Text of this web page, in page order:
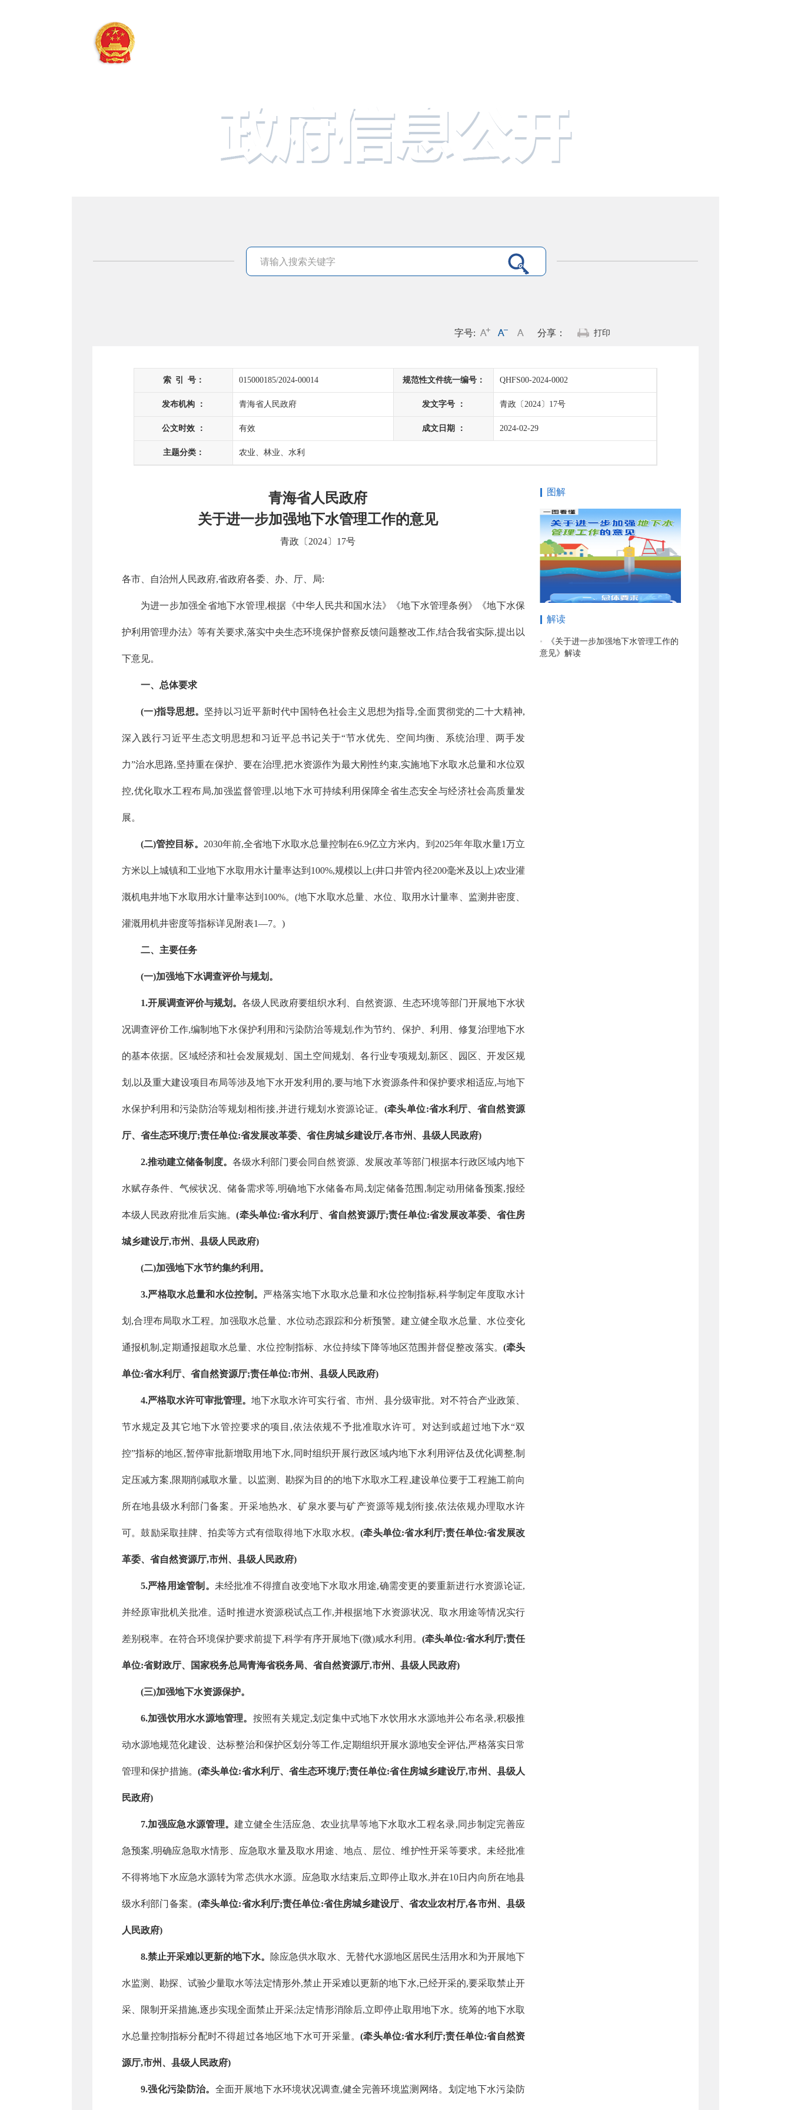
字号: 分享： 打印
索 引 号： 015000185/2024-00014 规范性文件统一编号： QHFS00-2024-0002
发布机构 ： 青海省人民政府 发文字号 ： 青政〔2024〕17号
公文时效 ： 有效 成文日期 ： 2024-02-29
主题分类： 农业、林业、水利
青海省人民政府
关于进一步加强地下水管理工作的意见
青政〔2024〕17号
各市、自治州人民政府,省政府各委、办、厅、局:
为进一步加强全省地下水管理,根据《中华人民共和国水法》《地下水管理条例》《地下水保
护利用管理办法》等有关要求,落实中央生态环境保护督察反馈问题整改工作,结合我省实际,提出以
下意见。
一、总体要求
(一)指导思想。 坚持以习近平新时代中国特色社会主义思想为指导,全面贯彻党的二十大精神,
深入践行习近平生态文明思想和习近平总书记关于“节水优先、空间均衡、系统治理、两手发
力”治水思路,坚持重在保护、要在治理,把水资源作为最大刚性约束,实施地下水取水总量和水位双
控,优化取水工程布局,加强监督管理,以地下水可持续利用保障全省生态安全与经济社会高质量发
展。
(二)管控目标。 2030年前,全省地下水取水总量控制在6.9亿立方米内。到2025年年取水量1万立
方米以上城镇和工业地下水取用水计量率达到100%,规模以上(井口井管内径200毫米及以上)农业灌
溉机电井地下水取用水计量率达到100%。(地下水取水总量、水位、取用水计量率、监测井密度、
灌溉用机井密度等指标详见附表1—7。)
二、主要任务
(一)加强地下水调查评价与规划。
1.开展调查评价与规划。各级人民政府要组织水利、自然资源、生态环境等部门开展地下水状
况调查评价工作,编制地下水保护利用和污染防治等规划,作为节约、保护、利用、修复治理地下水
的基本依据。区域经济和社会发展规划、国土空间规划、各行业专项规划,新区、园区、开发区规
划,以及重大建设项目布局等涉及地下水开发利用的,要与地下水资源条件和保护要求相适应,与地下
水保护利用和污染防治等规划相衔接,并进行规划水资源论证。 (牵头单位:省水利厅、省自然资源
厅、省生态环境厅;责任单位:省发展改革委、省住房城乡建设厅,各市州、县级人民政府)
2.推动建立储备制度。各级水利部门要会同自然资源、发展改革等部门根据本行政区域内地下
水赋存条件、气候状况、储备需求等,明确地下水储备布局,划定储备范围,制定动用储备预案,报经
本级人民政府批准后实施。(牵头单位:省水利厅、省自然资源厅;责任单位:省发展改革委、省住房
城乡建设厅,市州、县级人民政府)
(二)加强地下水节约集约利用。
3.严格取水总量和水位控制。 严格落实地下水取水总量和水位控制指标,科学制定年度取水计
划,合理布局取水工程。加强取水总量、水位动态跟踪和分析预警。建立健全取水总量、水位变化
通报机制,定期通报超取水总量、水位控制指标、水位持续下降等地区范围并督促整改落实。 (牵头
单位:省水利厅、省自然资源厅;责任单位:市州、县级人民政府)
4.严格取水许可审批管理。地下水取水许可实行省、市州、县分级审批。对不符合产业政策、
节水规定及其它地下水管控要求的项目,依法依规不予批准取水许可。对达到或超过地下水“双
控”指标的地区,暂停审批新增取用地下水,同时组织开展行政区域内地下水利用评估及优化调整,制
定压减方案,限期削减取水量。以监测、勘探为目的的地下水取水工程,建设单位要于工程施工前向
所在地县级水利部门备案。开采地热水、矿泉水要与矿产资源等规划衔接,依法依规办理取水许
可。鼓励采取挂牌、拍卖等方式有偿取得地下水取水权。(牵头单位:省水利厅;责任单位:省发展改
革委、省自然资源厅,市州、县级人民政府)
5.严格用途管制。 未经批准不得擅自改变地下水取水用途,确需变更的要重新进行水资源论证,
并经原审批机关批准。适时推进水资源税试点工作,并根据地下水资源状况、取水用途等情况实行
差别税率。在符合环境保护要求前提下,科学有序开展地下(微)咸水利用。 (牵头单位:省水利厅;责任
单位:省财政厅、国家税务总局青海省税务局、省自然资源厅,市州、县级人民政府)
(三)加强地下水资源保护。
6.加强饮用水水源地管理。 按照有关规定,划定集中式地下水饮用水水源地并公布名录,积极推
动水源地规范化建设、达标整治和保护区划分等工作,定期组织开展水源地安全评估,严格落实日常
管理和保护措施。 (牵头单位:省水利厅、省生态环境厅;责任单位:省住房城乡建设厅,市州、县级人
民政府)
7.加强应急水源管理。建立健全生活应急、农业抗旱等地下水取水工程名录,同步制定完善应
急预案,明确应急取水情形、应急取水量及取水用途、地点、层位、维护性开采等要求。未经批准
不得将地下水应急水源转为常态供水水源。应急取水结束后,立即停止取水,并在10日内向所在地县
级水利部门备案。 (牵头单位:省水利厅;责任单位:省住房城乡建设厅、省农业农村厅,各市州、县级
人民政府)
8.禁止开采难以更新的地下水。 除应急供水取水、无替代水源地区居民生活用水和为开展地下
水监测、勘探、试验少量取水等法定情形外,禁止开采难以更新的地下水,已经开采的,要采取禁止开
采、限制开采措施,逐步实现全面禁止开采;法定情形消除后,立即停止取用地下水。统筹的地下水取
水总量控制指标分配时不得超过各地区地下水可开采量。(牵头单位:省水利厅;责任单位:省自然资
源厅,市州、县级人民政府)
9.强化污染防治。 全面开展地下水环境状况调查,健全完善环境监测网络。划定地下水污染防
图解
解读
《关于进一步加强地下水管理工作的
意见》解读